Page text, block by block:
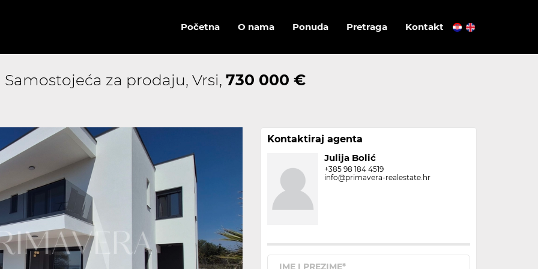
Početna O nama Ponuda Pretraga Kontakt
Samostojeća za prodaju, Vrsi, 730 000 €
Kontaktiraj agenta
Julija Bolić
+385 98 184 4519
info@primavera-realestate.hr